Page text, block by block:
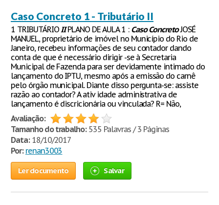
Caso Concreto 1 - Tributário II
1 TRIBUTÁRIOIIPLANO DE AULA 1 : Caso ConcretoJOSÉ
MANUEL, proprietário de imóvel no Município do Rio de
Janeiro, recebeu informações de seu contador dando
conta de que é necessário dirigir -se à Secretaria
Municipal de Fazenda para ser devidamente intimado do
lançamento do IPTU, mesmo após a emissão do carnê
pelo órgão municipal. Diante disso pergunta-se: assiste
razão ao contador? A ativ idade administrativa de
lançamento é discricionária ou vinculada? R= Não,
Avaliação:
Tamanho do trabalho:535 Palavras / 3 Páginas
Data:18/10/2017
Por: renan3003
Ler documento Salvar